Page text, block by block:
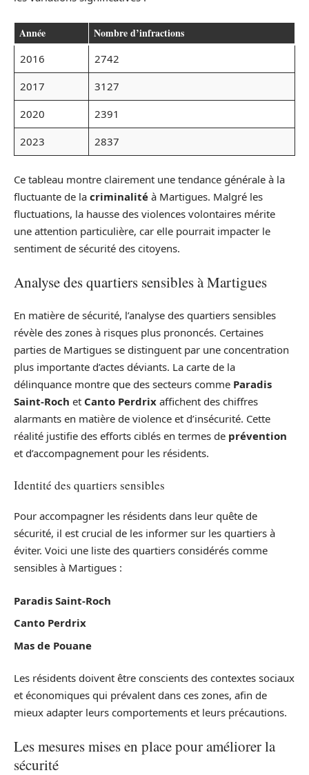
Année Nombre d’infractions
2016
2742
2017
3127
2020
2391
2023
2837
Ce tableau montre clairement une tendance générale à la
fluctuante de la criminalité à Martigues. Malgré les
fluctuations, la hausse des violences volontaires mérite
une attention particulière, car elle pourrait impacter le
sentiment de sécurité des citoyens.
Analyse des quartiers sensibles à Martigues
En matière de sécurité, l’analyse des quartiers sensibles
révèle des zones à risques plus prononcés. Certaines
parties de Martigues se distinguent par une concentration
plus importante d’actes déviants. La carte de la
délinquance montre que des secteurs comme Paradis
Saint-Roch et Canto Perdrix affichent des chiffres
alarmants en matière de violence et d’insécurité. Cette
réalité justifie des efforts ciblés en termes de prévention
et d’accompagnement pour les résidents.
Identité des quartiers sensibles
Pour accompagner les résidents dans leur quête de
sécurité, il est crucial de les informer sur les quartiers à
éviter. Voici une liste des quartiers considérés comme
sensibles à Martigues :
Paradis Saint-Roch
Canto Perdrix
Mas de Pouane
Les résidents doivent être conscients des contextes sociaux
et économiques qui prévalent dans ces zones, afin de
mieux adapter leurs comportements et leurs précautions.
Les mesures mises en place pour améliorer la
sécurité